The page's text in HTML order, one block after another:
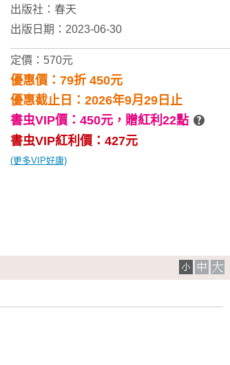
出版社： 春天
出版日期：2023-06-30
定價：570元
優惠價：79折 450元
優惠截止日：2026年9月29日止
書虫VIP價：450元， 贈紅利22點
書虫VIP紅利價：427元
(更多VIP好康)